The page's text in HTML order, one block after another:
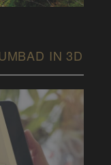
IN 3D